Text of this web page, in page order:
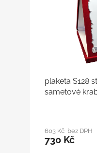
plaketa S128
sametové
603 Kč bez DPH
730 Kč